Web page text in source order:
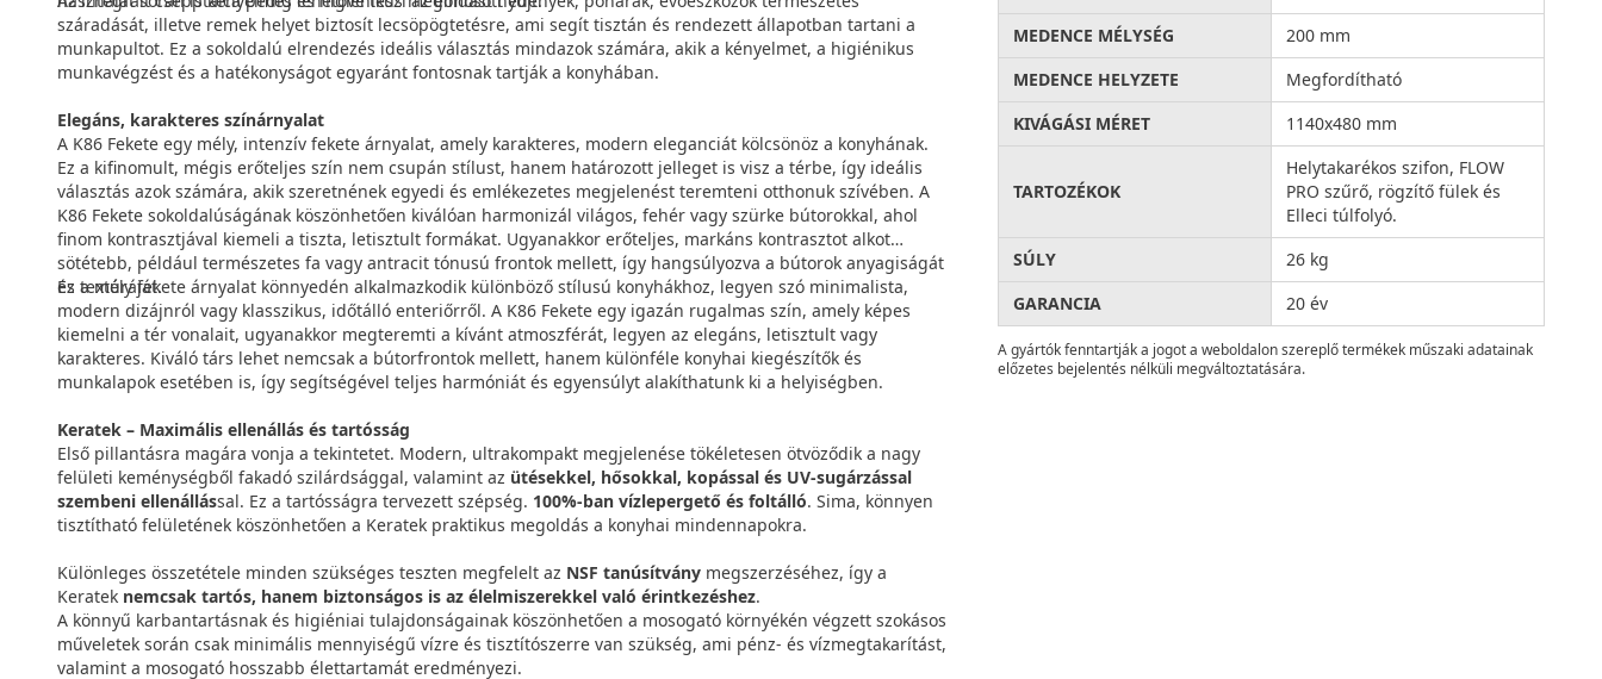
száradását, illetve remek helyet biztosít lecsöpögtetésre, ami segít tisztán és rendezett állapotban tartani a
munkapultot. Ez a sokoldalú elrendezés ideális választás mindazok számára, akik a kényelmet, a higiénikus
munkavégzést és a hatékonyságot egyaránt fontosnak tartják a konyhában.
Elegáns, karakteres színárnyalat
A K86 Fekete egy mély, intenzív fekete árnyalat, amely karakteres, modern eleganciát kölcsönöz a konyhának.
Ez a kifinomult, mégis erőteljes szín nem csupán stílust, hanem határozott jelleget is visz a térbe, így ideális
választás azok számára, akik szeretnének egyedi és emlékezetes megjelenést teremteni otthonuk szívében. A
K86 Fekete sokoldalúságának köszönhetően kiválóan harmonizál világos, fehér vagy szürke bútorokkal, ahol
finom kontrasztjával kiemeli a tiszta, letisztult formákat. Ugyanakkor erőteljes, markáns kontrasztot alkot
sötétebb, például természetes fa vagy antracit tónusú frontok mellett, így hangsúlyozva a bútorok anyagiságát
és textúráját.
Ez a mély fekete árnyalat könnyedén alkalmazkodik különböző stílusú konyhákhoz, legyen szó minimalista,
modern dizájnról vagy klasszikus, időtálló enteriőrről. A K86 Fekete egy igazán rugalmas szín, amely képes
kiemelni a tér vonalait, ugyanakkor megteremti a kívánt atmoszférát, legyen az elegáns, letisztult vagy
karakteres. Kiváló társ lehet nemcsak a bútorfrontok mellett, hanem különféle konyhai kiegészítők és
munkalapok esetében is, így segítségével teljes harmóniát és egyensúlyt alakíthatunk ki a helyiségben.
Keratek – Maximális ellenállás és tartósság
Első pillantásra magára vonja a tekintetet. Modern, ultrakompakt megjelenése tökéletesen ötvöződik a nagy
felületi keménységből fakadó szilárdsággal, valamint az ütésekkel, hősokkal, kopással és UV-sugárzással
szembeni ellenállással. Ez a tartósságra tervezett szépség. 100%-ban vízlepergető és foltálló. Sima, könnyen
tisztítható felületének köszönhetően a Keratek praktikus megoldás a konyhai mindennapokra.
Különleges összetétele minden szükséges teszten megfelelt az NSF tanúsítvány megszerzéséhez, így a
Keratek nemcsak tartós, hanem biztonságos is az élelmiszerekkel való érintkezéshez.
A könnyű karbantartásnak és higiéniai tulajdonságainak köszönhetően a mosogató környékén végzett szokásos
műveletek során csak minimális mennyiségű vízre és tisztítószerre van szükség, ami pénz- és vízmegtakarítást,
valamint a mosogató hosszabb élettartamát eredményezi.
MEDENCE MÉLYSÉG
200 mm
MEDENCE HELYZETE
Megfordítható
KIVÁGÁSI MÉRET
1140x480 mm
TARTOZÉKOK
Helytakarékos szifon, FLOW
PRO szűrő, rögzítő fülek és
Elleci túlfolyó.
SÚLY
26 kg
GARANCIA
20 év
A gyártók fenntartják a jogot a weboldalon szereplő termékek műszaki adatainak
előzetes bejelentés nélküli megváltoztatására.